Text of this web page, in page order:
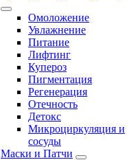
Омоложение
Увлажнение
Питание
Лифтинг
Купероз
Пигментация
Регенерация
Отечность
Детокс
Микроциркуляция и
сосуды
Маски и Патчи